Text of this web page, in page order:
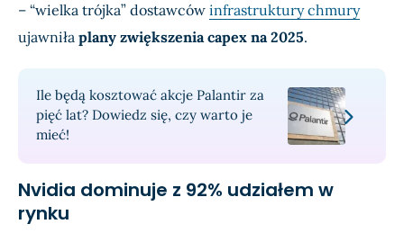
– “wielka trójka” dostawców infrastruktury chmury
ujawniła plany zwiększenia capex na 2025.
Ile będą kosztować akcje Palantir za
pięć lat? Dowiedz się, czy warto je
mieć!
Nvidia dominuje z 92% udziałem w
rynku